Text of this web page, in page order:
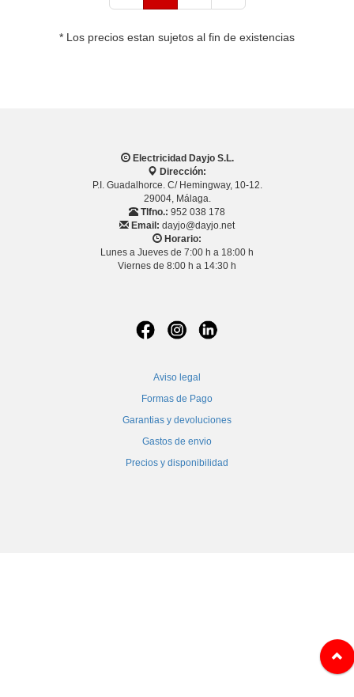
* Los precios estan sujetos al fin de existencias
Electricidad Dayjo S.L.
Dirección:
P.I. Guadalhorce. C/ Hemingway, 10-12.
29004, Málaga.
Tlfno.: 952 038 178
Email: dayjo@dayjo.net
Horario:
Lunes a Jueves de 7:00 h a 18:00 h
Viernes de 8:00 h a 14:30 h
Aviso legal
Formas de Pago
Garantias y devoluciones
Gastos de envio
Precios y disponibilidad